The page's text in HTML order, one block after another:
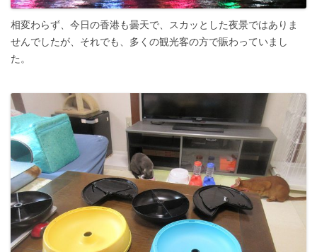
相変わらず、今日の香港も曇天で、スカッとした夜景ではありま
せんでしたが、それでも、多くの観光客の方で賑わっていまし
た。